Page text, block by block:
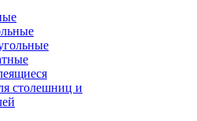
столешниц и